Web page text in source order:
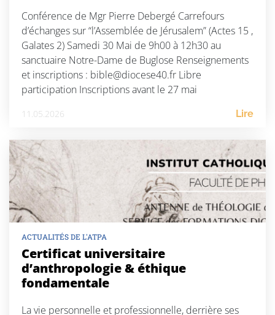
Conférence de Mgr Pierre Debergé Carrefours
d’échanges sur “l’Assemblée de Jérusalem” (Actes 15 ,
Galates 2) Samedi 30 Mai de 9h00 à 12h30 au
sanctuaire Notre-Dame de Buglose Renseignements
et inscriptions : bible@diocese40.fr Libre
participation Inscriptions avant le 27 mai
11.05.2026 Lire
ACTUALITÉS DE L'ATPA
Certificat universitaire
d’anthropologie & éthique
fondamentale
La vie personnelle et professionnelle, derrière ses